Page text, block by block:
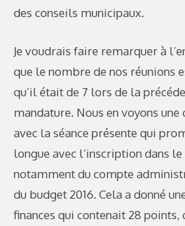
des conseils municipaux.
Je voudrais faire remarquer à
que le nombre de nos réunions
qu’il était de 7 lors de la
mandature. Nous en voyons une
avec la séance présente qui
longue avec l’inscription dans
notamment du compte
du budget 2016. Cela a donné
finances qui contenait 28 points,